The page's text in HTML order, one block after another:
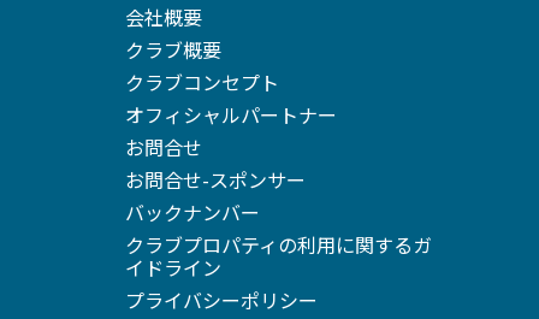
会社概要
クラブ概要
クラブコンセプト
オフィシャルパートナー
お問合せ
お問合せ-スポンサー
バックナンバー
クラブプロパティの利用に関するガ
イドライン
プライバシーポリシー